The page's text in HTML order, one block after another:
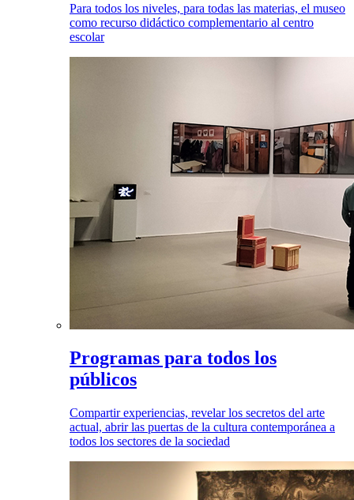
Para todos los niveles, para todas las materias, el museo
como recurso didáctico complementario al centro
escolar
Programas para todos los
públicos
Compartir experiencias, revelar los secretos del arte
actual, abrir las puertas de la cultura contemporánea a
todos los sectores de la sociedad